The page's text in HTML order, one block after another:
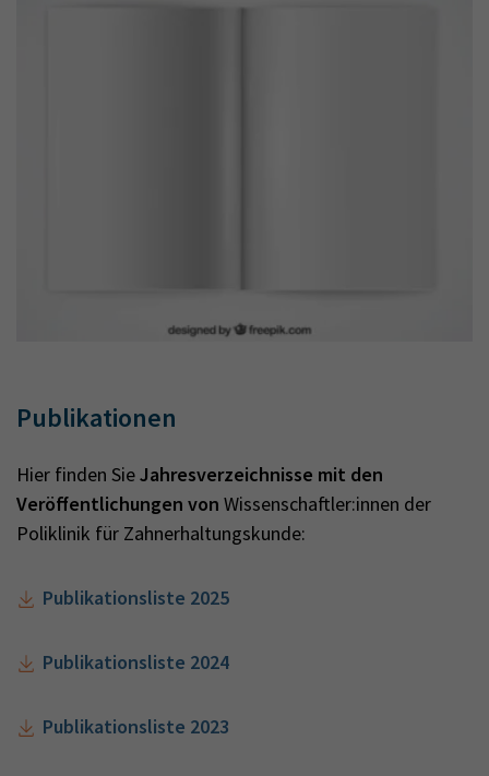
Publikationen
Hier finden SieJahresverzeichnisse mit den
Veröffentlichungen von Wissenschaftler:innen der
Poliklinik für Zahnerhaltungskunde:
Publikationsliste 2025
Publikationsliste 2024
Publikationsliste 2023